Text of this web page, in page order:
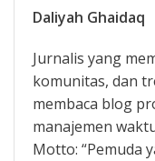
Daliyah Ghaidaq
Jurnalis yang
komunitas, dan
membaca blog
manajemen
Motto: “Pemuda